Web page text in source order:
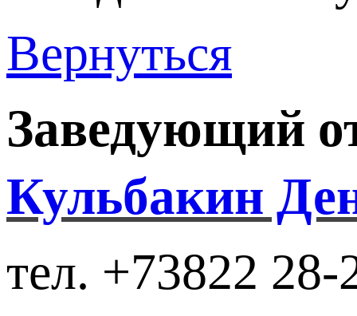
Вернуться
Заведующий
Кульбакин
тел. +73822